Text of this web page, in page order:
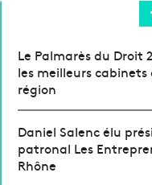
Le Palmarès du Droit
les meilleurs cabinets
région
Daniel Salenc élu
patronal Les
Rhône